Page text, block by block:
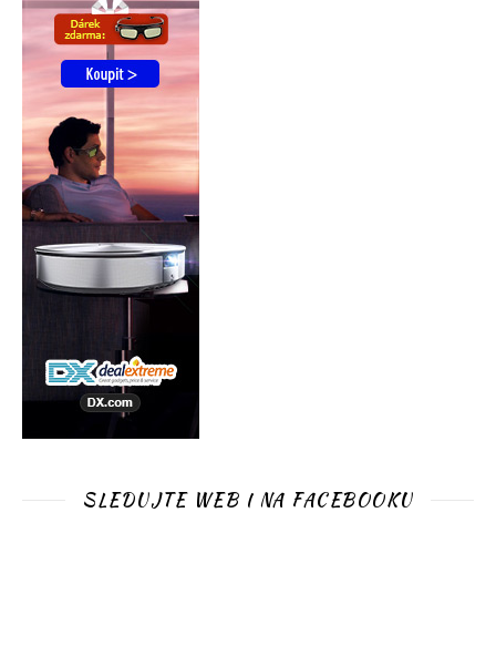
SLEDUJTE WEB I NA FACEBOOKU